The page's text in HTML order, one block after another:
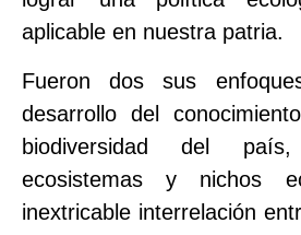
aplicable en nuestra patria.
Fueron dos sus
desarrollo del
biodiversidad del
ecosistemas y nichos
inextricable interrelación